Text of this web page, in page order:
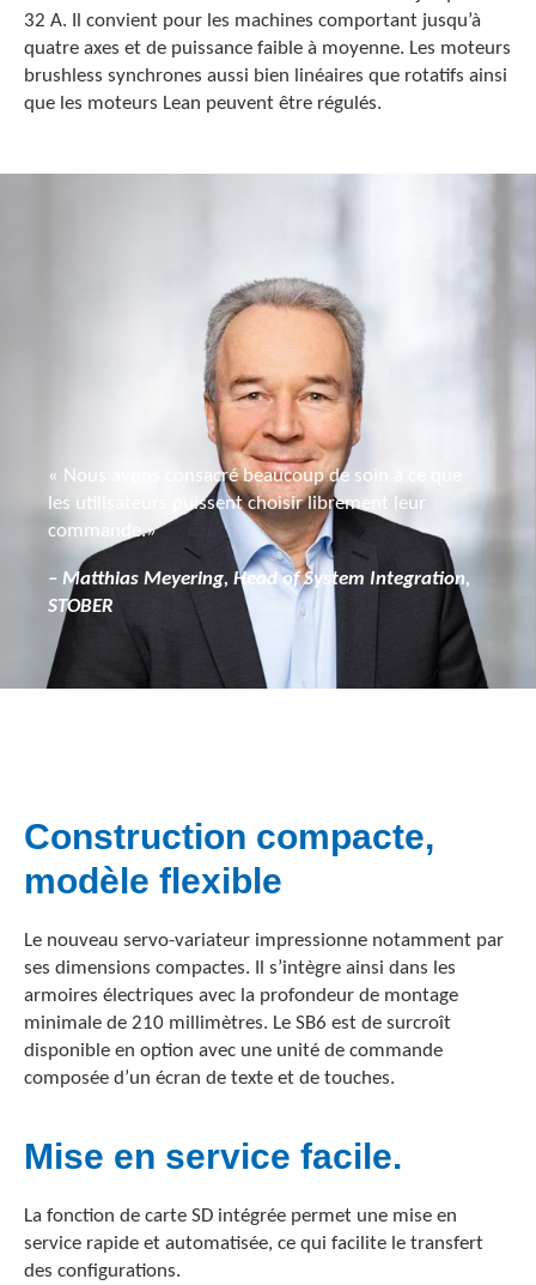
32 A. Il convient pour les machines comportant jusqu’à
quatre axes et de puissance faible à moyenne. Les moteurs
brushless synchrones aussi bien linéaires que rotatifs ainsi
que les moteurs Lean peuvent être régulés.
« Nous avons consacré beaucoup de soin à ce que
les utilisateurs puissent choisir librement leur
commande.»
– Matthias Meyering, Head of System Integration,
STOBER
Construction compacte,
modèle flexible
Le nouveau servo-variateur impressionne notamment par
ses dimensions compactes. Il s’intègre ainsi dans les
armoires électriques avec la profondeur de montage
minimale de 210 millimètres. Le SB6 est de surcroît
disponible en option avec une unité de commande
composée d’un écran de texte et de touches.
Mise en service facile.
La fonction de carte SD intégrée permet une mise en
service rapide et automatisée, ce qui facilite le transfert
des configurations.